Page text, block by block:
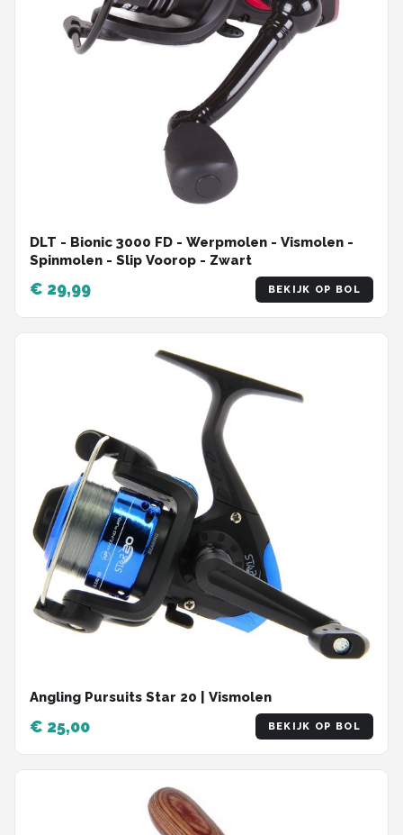
DLT - Bionic 3000 FD - Werpmolen - Vismolen -
Spinmolen - Slip Voorop - Zwart
€ 29,99 BEKIJK OP BOL
Angling Pursuits Star 20 | Vismolen
€ 25,00 BEKIJK OP BOL